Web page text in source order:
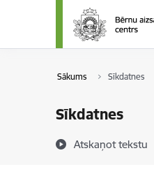
Pāriet uz lapas saturu
Sākums Sīkdatnes
Sīkdatnes
Atskaņot tekstu